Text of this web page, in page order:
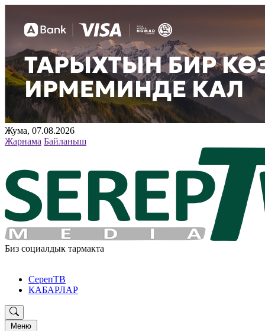
Жума, 07.08.2026
Жарнама Байланыш
Биз социалдык тармакта
СерепТВ
КАБАРЛАР
Меню